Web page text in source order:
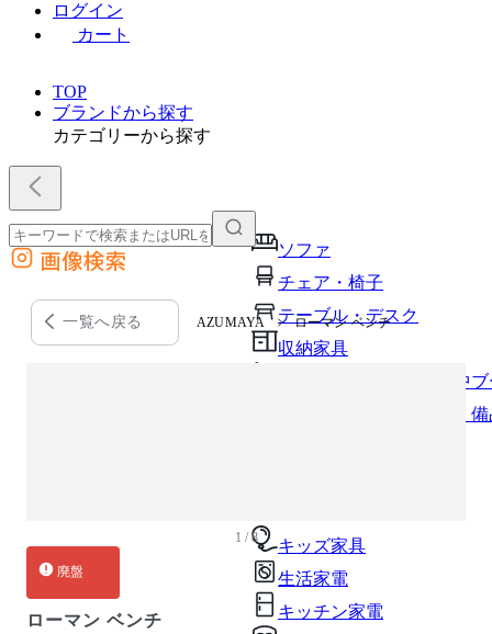
ログイン
カート
TOP
ブランドから探す
カテゴリーから探す
ソファ
チェア・椅子
テーブル・デスク
収納家具
パーソナルブース・集中
オフィスアクセサリー・
キッズ家具
生活家電
キッチン家電
外部サイトの商品をカートに追加
他のサイトで見つけた商品ページのURLを貼り付けて、カートに追加できます
画像検索
一覧へ戻る AZUMAYA ローマン ベンチ
1 / 8
廃盤
ローマン ベンチ